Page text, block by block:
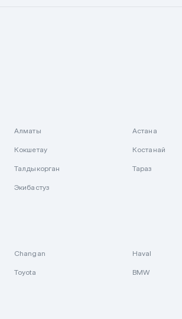
Алматы Астана
Кокшетау Костанай
Талдыкорган Тараз
Экибастуз
Changan Haval
Toyota BMW